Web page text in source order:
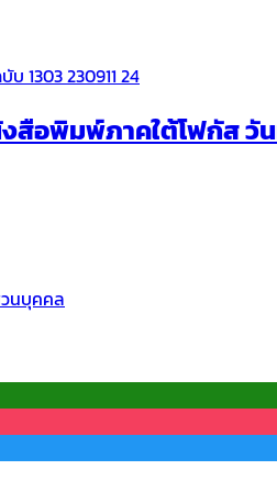
สือพิมพ์ภาคใต้โฟกัส วัน
นบุคคล